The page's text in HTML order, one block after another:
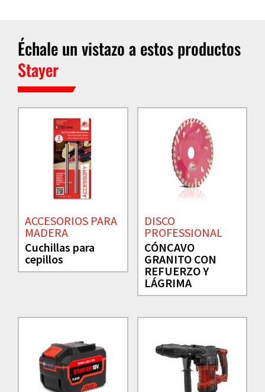
Échale un vistazo a estos productos
Stayer
ACCESORIOS PARA
MADERA
Cuchillas para
cepillos
DISCO
PROFESSIONAL
CÓNCAVO
GRANITO CON
REFUERZO Y
LÁGRIMA